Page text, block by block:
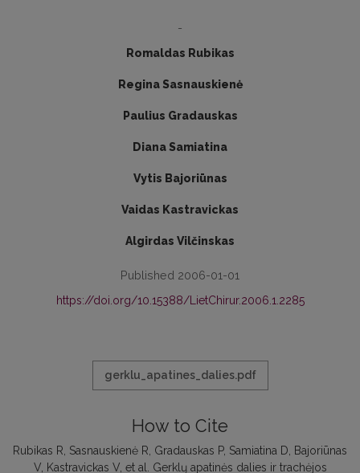
-
Romaldas Rubikas
Regina Sasnauskienė
Paulius Gradauskas
Diana Samiatina
Vytis Bajoriūnas
Vaidas Kastravickas
Algirdas Vilčinskas
Published 2006-01-01
https://doi.org/10.15388/LietChirur.2006.1.2285
gerklu_apatines_dalies.pdf
How to Cite
Rubikas R, Sasnauskienė R, Gradauskas P, Samiatina D, Bajoriūnas
V, Kastravickas V, et al. Gerklų apatinės dalies ir trachėjos